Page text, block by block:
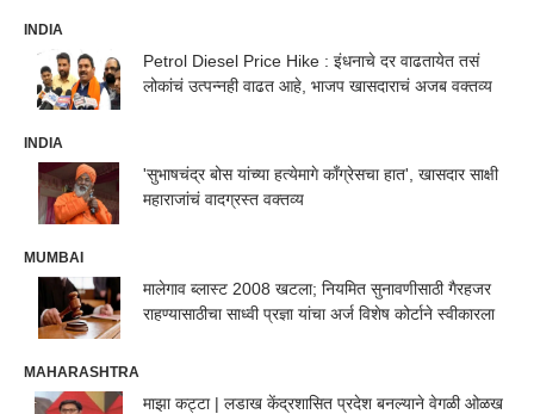
INDIA
Petrol Diesel Price Hike : इंधनाचे दर वाढतायेत तसं
लोकांचं उत्पन्नही वाढत आहे, भाजप खासदाराचं अजब वक्तव्य
INDIA
'सुभाषचंद्र बोस यांच्या हत्येमागे काँग्रेसचा हात', खासदार साक्षी
महाराजांचं वादग्रस्त वक्तव्य
MUMBAI
मालेगाव ब्लास्ट 2008 खटला; नियमित सुनावणीसाठी गैरहजर
राहण्यासाठीचा साध्वी प्रज्ञा यांचा अर्ज विशेष कोर्टाने स्वीकारला
MAHARASHTRA
माझा कट्टा | लडाख केंद्रशासित प्रदेश बनल्याने वेगळी ओळख